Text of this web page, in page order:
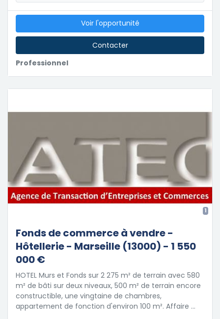
Professionnel
Voir l'opportunité
Contacter
1
Fonds de commerce à vendre -
Hôtellerie - Marseille (13000) - 1 550
000 €
HOTEL Murs et Fonds sur 2 275 m² de terrain avec 580
m² de bâti sur deux niveaux, 500 m² de terrain encore
constructible, une vingtaine de chambres,
appartement de fonction d'environ 100 m². Affaire …